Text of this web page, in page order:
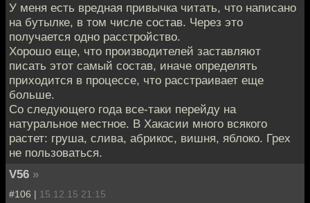
У меня есть вредная привычка читать, что написано
на бутылке, в том числе состав. Через это
получается одно расстройство.
Хорошо еще, что производителей заставляют
писать этот самый состав, иначе определять
приходится в процессе, что расстраивает еще
больше.
Со следующего года все-таки перейду на
натуральное местное. В Хакасии много всякого
растет: груша, слива, абрикос, вишня, яблоко. Грех
не пользоваться.
V56 »
#106 | 15.12.15 21:15